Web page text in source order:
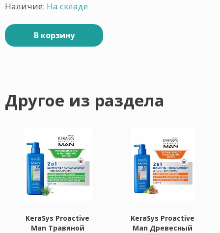
Наличие: На складе
В корзину
Другое из раздела
KeraSys Proactive
Man Травяной
KeraSys Proactive
Man Древесный